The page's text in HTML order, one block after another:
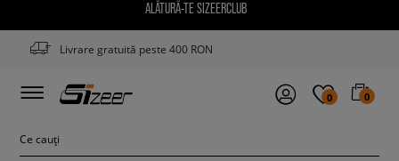
ALĂTURĂ-TE SIZEERCLUB
Livrare gratuită peste 400 RON
0 0